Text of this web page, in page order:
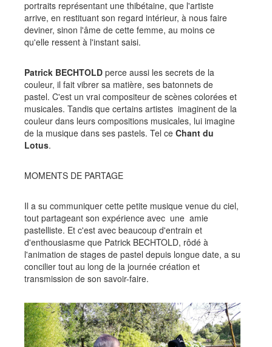
portraits représentant une thibétaine, que l'artiste
arrive, en restituant son regard intérieur, à nous faire
deviner, sinon l'âme de cette femme, au moins ce
qu'elle ressent à l'instant saisi.
Patrick BECHTOLD perce aussi les secrets de la
couleur, il fait vibrer sa matière, ses batonnets de
pastel. C'est un vrai compositeur de scènes colorées et
musicales. Tandis que certains artistes imaginent de la
couleur dans leurs compositions musicales, lui imagine
de la musique dans ses pastels. Tel ce Chant du
Lotus.
MOMENTS DE PARTAGE
Il a su communiquer cette petite musique venue du ciel,
tout partageant son expérience avec une amie
pastelliste. Et c'est avec beaucoup d'entrain et
d'enthousiasme que Patrick BECHTOLD, rôdé à
l'animation de stages de pastel depuis longue date, a su
concilier tout au long de la journée création et
transmission de son savoir-faire.